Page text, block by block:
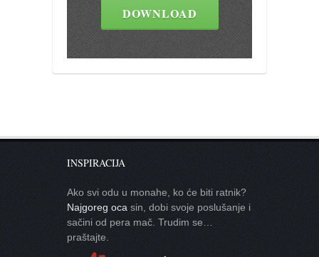
INSPIRACIJA
Ako svi odu u monahe, ko će biti ratnik?
Najgoreg oca sin, dobi svoje poslušanje i
sačini od pera mač. Trudim se…
praštajte.